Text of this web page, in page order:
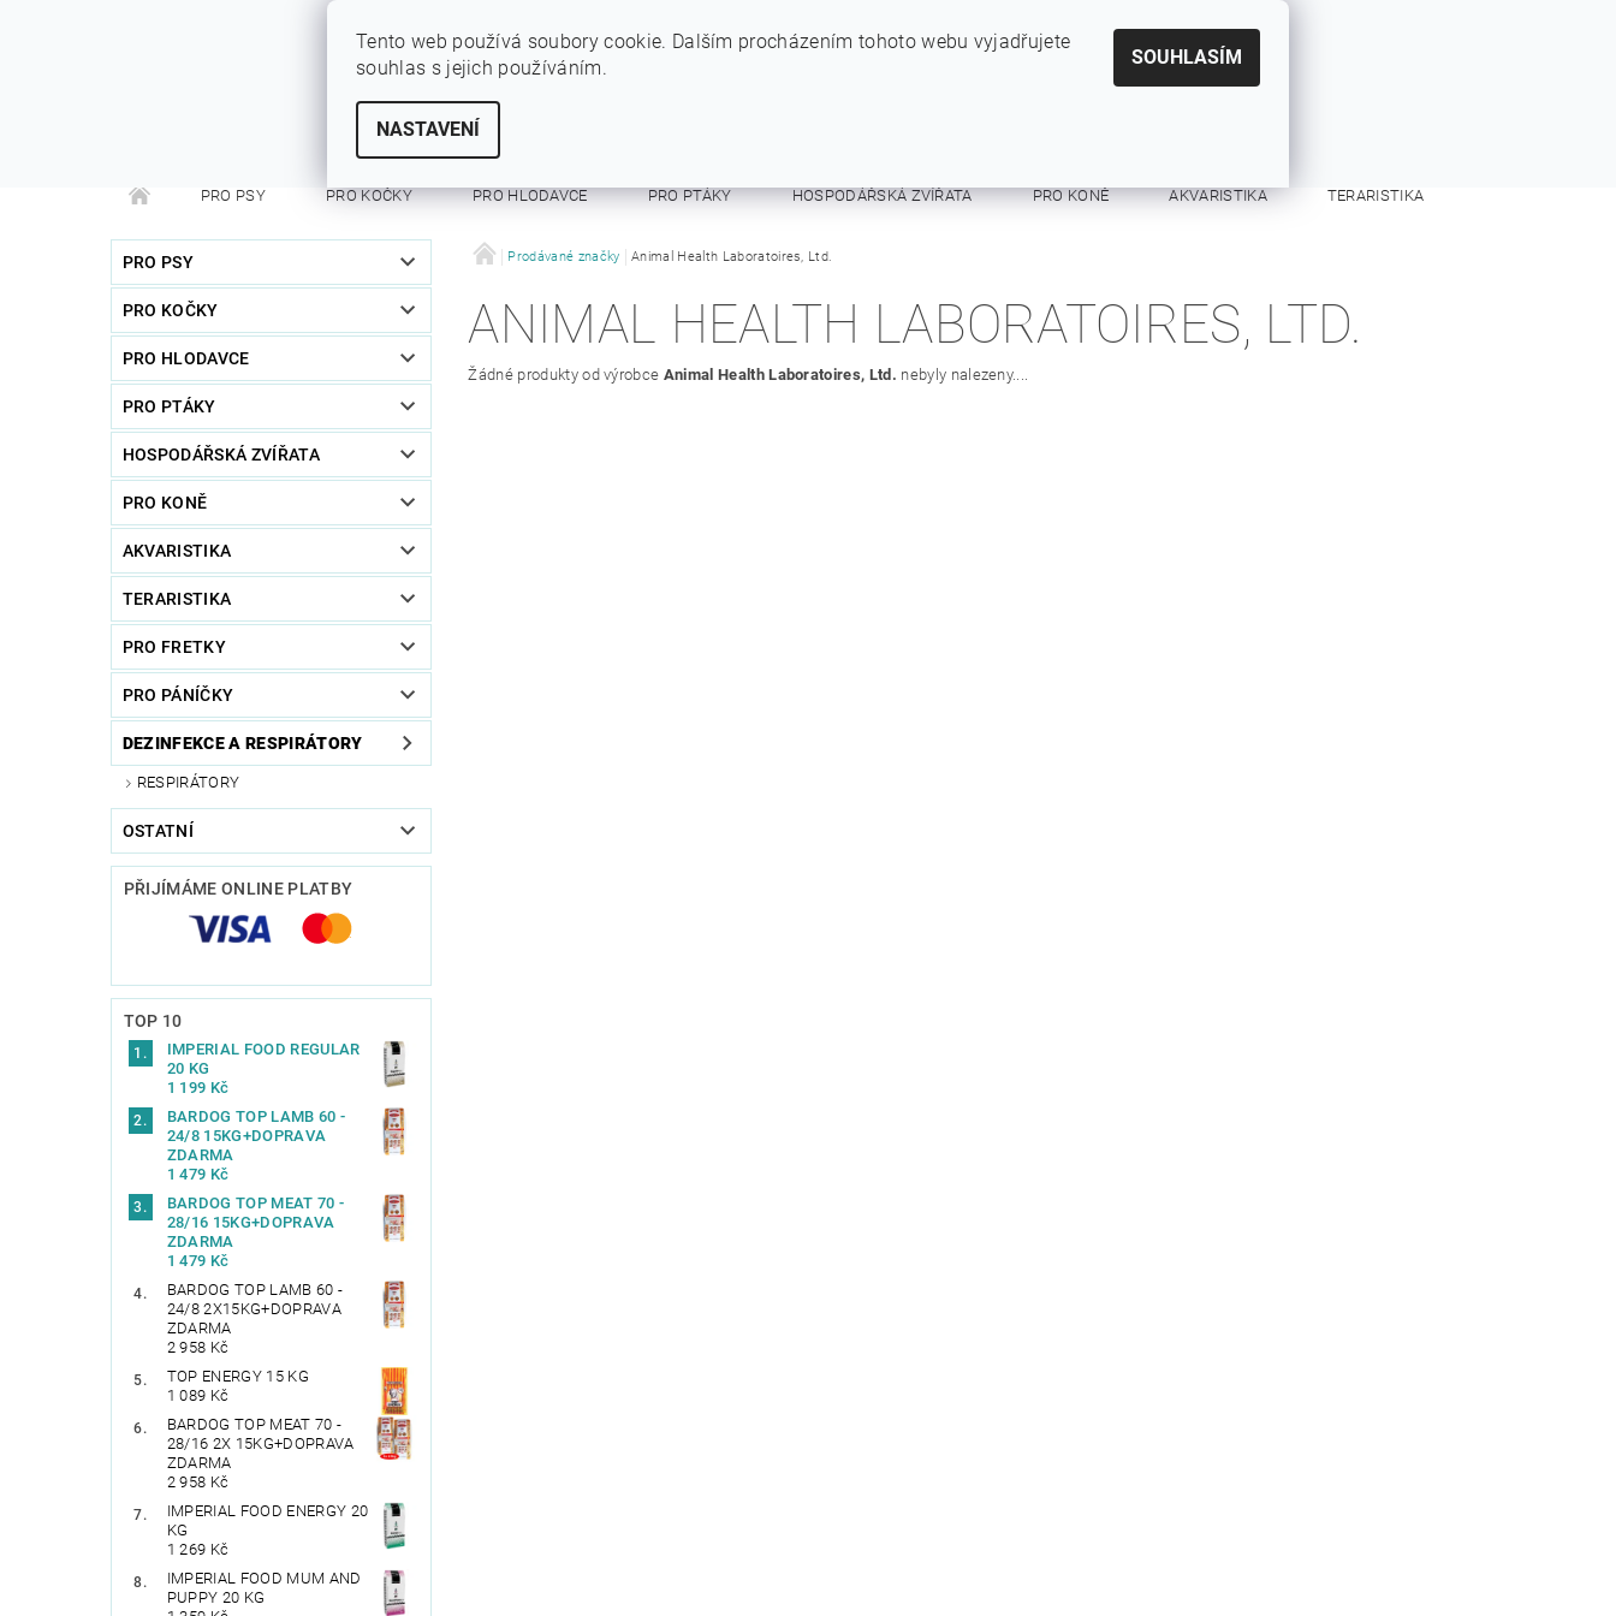
PRO PSY PRO KOČKY PRO HLODAVCE PRO PTÁKY HOSPODÁŘSKÁ ZVÍŘATA PRO KONĚ AKVARISTIKA TERARISTIKA
PRO FRETKY DEZINFEKCE A RESPIRÁTORY OSTATNÍ
PRO PSY
PRO KOČKY
PRO HLODAVCE
PRO PTÁKY
HOSPODÁŘSKÁ ZVÍŘATA
PRO KONĚ
AKVARISTIKA
TERARISTIKA
PRO FRETKY
PRO PÁNÍČKY
DEZINFEKCE A RESPIRÁTORY
RESPIRÁTORY
OSTATNÍ
PŘIJÍMÁME ONLINE PLATBY
TOP 10
IMPERIAL FOOD REGULAR
20 KG
1 199 Kč
BARDOG TOP LAMB 60 -
24/8 15KG+DOPRAVA
ZDARMA
1 479 Kč
BARDOG TOP MEAT 70 -
28/16 15KG+DOPRAVA
ZDARMA
1 479 Kč
BARDOG TOP LAMB 60 -
24/8 2X15KG+DOPRAVA
ZDARMA
2 958 Kč
TOP ENERGY 15 KG
1 089 Kč
BARDOG TOP MEAT 70 -
28/16 2X 15KG+DOPRAVA
ZDARMA
2 958 Kč
IMPERIAL FOOD ENERGY 20
KG
1 269 Kč
IMPERIAL FOOD MUM AND
PUPPY 20 KG
Prodávané značky Animal Health Laboratoires, Ltd.
ANIMAL HEALTH LABORATOIRES, LTD.
Žádné produkty od výrobce Animal Health Laboratoires, Ltd. nebyly nalezeny....
Tento web používá soubory cookie. Dalším procházením tohoto webu vyjadřujete
souhlas s jejich používáním.
NASTAVENÍ
SOUHLASÍM